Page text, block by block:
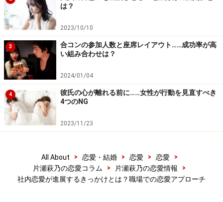
「いつも無理いってるけれど、○○さんのおかげでこの前
の案件もスムーズにいったよ」
「照れくさいけど、いつもありがとう」
「○○さんの作る資料は、本当に読みやすくて好きなん
だ」
仕事中にはなかなか言えない言葉も、お酒の入った席だ
からこそ言えることがあります。
もちろん、ひざに手を置く……なんてことはしてはいけま
せんが（相手が好意を示していない限り、セクハラ認定
手にとっても嬉しいですし、あなたに対する評価もかわ
ってきます。
は？
2023/10/10
3
合コンの参加人数と座席レイアウト……成功率が高
い組み合わせは？
2024/01/04
4
彼氏の心が離れる前に……女性が行動を見直すべき
4つのNG
2023/11/23
All About > 恋愛・結婚 > 恋愛 > 恋愛
>
片瀬萩乃の恋愛コラム
> 片瀬萩乃の恋愛情報
>
社内恋愛が進展するきっかけとは？職場での恋愛アプローチ